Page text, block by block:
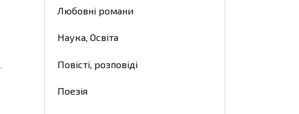
Любовні романи
Наука, Освіта
Повісті, розповіді
Поезія